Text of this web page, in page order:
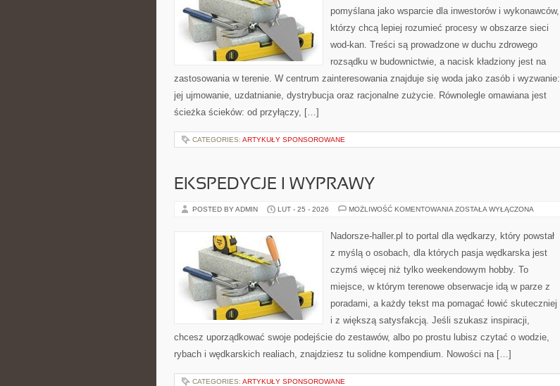
pomyślana jako wsparcie dla inwestorów i wykonawców,
którzy chcą lepiej rozumieć procesy w obszarze sieci
wod-kan. Treści są prowadzone w duchu zdrowego
rozsądku w budownictwie, a nacisk kładziony jest na
zastosowania w terenie. W centrum zainteresowania znajduje się woda jako zasób i wyzwanie:
jej ujmowanie, uzdatnianie, dystrybucja oraz racjonalne zużycie. Równolegle omawiana jest
ścieżka ścieków: od przyłączy, […]
CATEGORIES: ARTYKUŁY SPONSOROWANE
EKSPEDYCJE I WYPRAWY
POSTED BY ADMIN LUT - 25 - 2026 MOŻLIWOŚĆ KOMENTOWANIA EKSPEDYCJE
ZOSTAŁA WYŁĄCZONA
Nadorsze-haller.pl to portal dla wędkarzy, który powstał
z myślą o osobach, dla których pasja wędkarska jest
czymś więcej niż tylko weekendowym hobby. To
miejsce, w którym terenowe obserwacje idą w parze z
poradami, a każdy tekst ma pomagać łowić skuteczniej
i z większą satysfakcją. Jeśli szukasz inspiracji,
chcesz uporządkować swoje podejście do zestawów, albo po prostu lubisz czytać o wodzie,
rybach i wędkarskich realiach, znajdziesz tu solidne kompendium. Nowości na […]
CATEGORIES: ARTYKUŁY SPONSOROWANE